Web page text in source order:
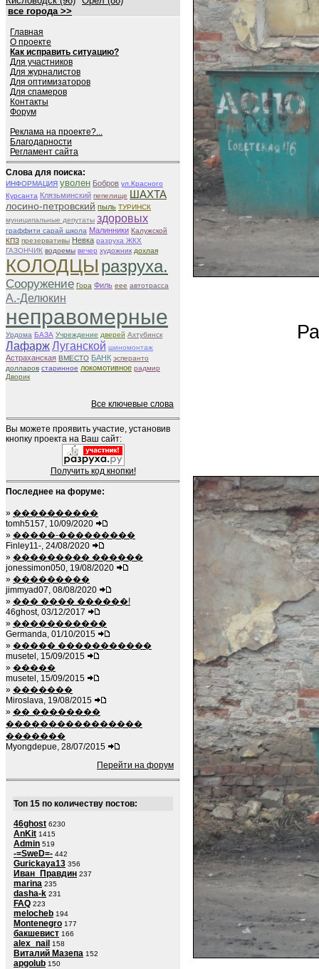
все города >>
Главная
О проекте
Как исправить ситуацию?
Для участников
Для журналистов
Для оптимизаторов
Для спамеров
Контакты
Форум
Реклама на проекте?...
Благодарности
Регламент сайта
Слова для поиска:
ИНФОРМАЦИЯ уволен Бобров ул.Красного
Курсанта Клязьминский пепелище ШАХТА
лосино-петровский пыль ТУРИНСК
муниципальные депутаты здоровых
граффити сарай школа Малинники Калужской
КПЗ презервативы Невка разруха ЖКХ
ГАЗОНЧИК водоемы вечер художник дохлая
КОЛОДЦЫ разруха.
Сооружение Гора Филь eee автотрасса
А.-Делюкин
неправомерные
Урдома БАЗА Учреждение дверей Ахтубинск
ЛафаржЛуганской шиномонтаж
Астраханская ВМЕСТО БАНК эсперанто
долларов старинное локомотивное радмир
Дворик
Все ключевые слова
Вы можете проявить участие, установив
кнопку проекта на Ваш сайт:
Получить код кнопки!
Последнее на форуме:
» ����������
tomh5157, 10/09/2020
» �����-���������
Finley11-, 24/08/2020
» ��������� ������
jonessimon050, 19/08/2020
» ���������
jimmyad07, 08/08/2020
» ��� ���� ������!
46ghost, 03/12/2017
» �����������
Germanda, 01/10/2015
» ����� �����������
musetel, 15/09/2015
» �����
musetel, 15/09/2015
» �������
Miroslava, 19/08/2015
» �� ��������
����������������
�������
Myongdepue, 28/07/2015
Перейти на форум
Топ 15 по количеству постов:
46ghost 6230
AnKit 1415
Admin 519
-=SweD=- 442
Gurickaya13 356
Иван_Правдин 237
marina 235
dasha-k 231
FAQ 223
melocheb 194
Montenegro 177
бакшевист 166
alex_nail 158
Виталий Мазепа 152
apgolub 150